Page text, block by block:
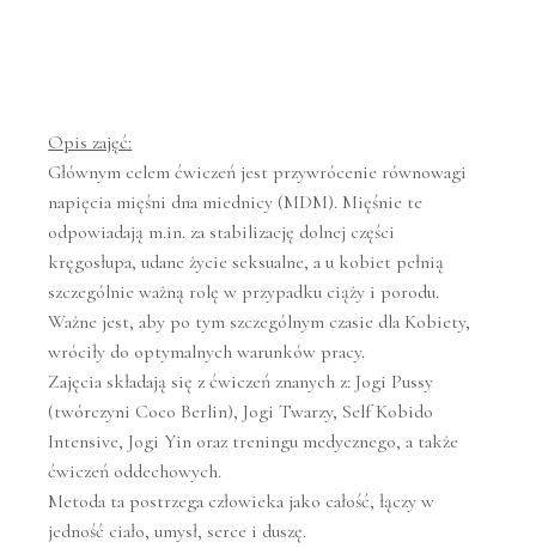
Opis zajęć:
Głównym celem ćwiczeń jest przywrócenie równowagi
napięcia mięśni dna miednicy (MDM). Mięśnie te
odpowiadają m.in. za stabilizację dolnej części
kręgosłupa, udane życie seksualne, a u kobiet pełnią
szczególnie ważną rolę w przypadku ciąży i porodu.
Ważne jest, aby po tym szczególnym czasie dla Kobiety,
wróciły do optymalnych warunków pracy.
Zajęcia składają się z ćwiczeń znanych z: Jogi Pussy
(twórczyni Coco Berlin), Jogi Twarzy, Self Kobido
Intensive, Jogi Yin oraz treningu medycznego, a także
ćwiczeń oddechowych.
Metoda ta postrzega człowieka jako całość, łączy w
jedność ciało, umysł, serce i duszę.